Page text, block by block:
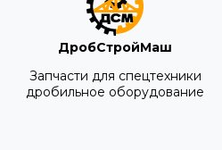
ДробСтройМаш
Запчасти для спецтехники
дробильное оборудование